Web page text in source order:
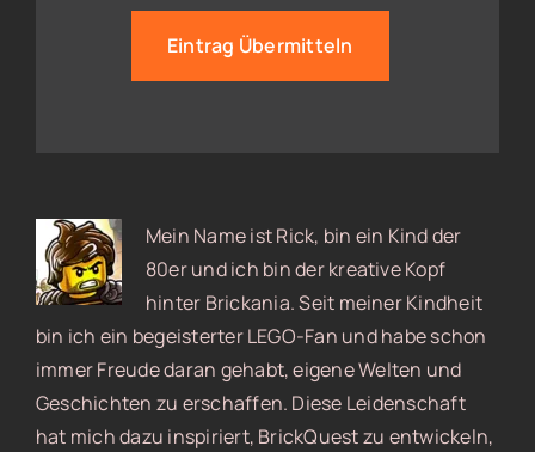
Mein Name ist Rick, bin ein Kind der
80er und ich bin der kreative Kopf
hinter Brickania. Seit meiner Kindheit
bin ich ein begeisterter LEGO-Fan und habe schon
immer Freude daran gehabt, eigene Welten und
Geschichten zu erschaffen. Diese Leidenschaft
hat mich dazu inspiriert, BrickQuest zu entwickeln,